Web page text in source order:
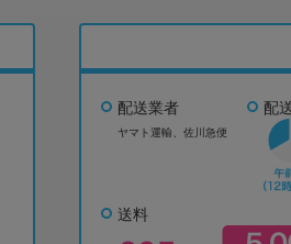
配送業者
ヤマト運輸、佐川急便
配
送料